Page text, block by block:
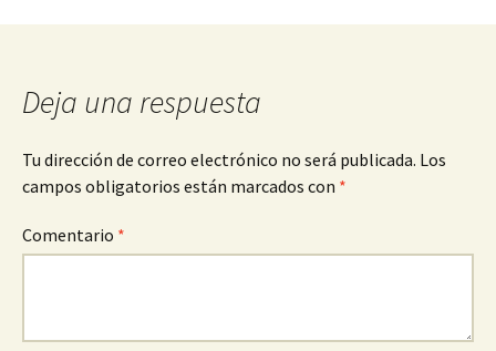
Deja una respuesta
Tu dirección de correo electrónico no será publicada. Los
campos obligatorios están marcados con *
Comentario *